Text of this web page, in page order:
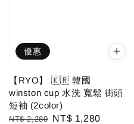
優惠
【RYO】 🇰🇷 韓國
winston cup 水洗 寬鬆 街頭
短袖 (2color)
Regular
NT$ 2,280 Sale
NT$ 1,280